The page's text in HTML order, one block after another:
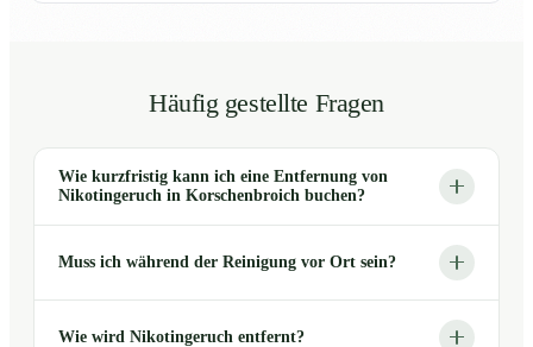
Häufig gestellte Fragen
Wie kurzfristig kann ich eine Entfernung von
Nikotingeruch in Korschenbroich buchen?
Muss ich während der Reinigung vor Ort sein?
Wie wird Nikotingeruch entfernt?